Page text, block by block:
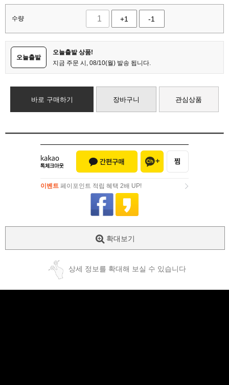
수량 +1 -1
오늘출발
오늘출발 상품!
지금 주문 시, 08/10(월) 발송 됩니다.
바로 구매하기 장바구니 관심상품
이벤트 페이포인트 적립 혜택 2배 UP!
페이포인트 적립 혜택 2배 UP!
확대보기
상세 정보를 확대해 보실 수 있습니다